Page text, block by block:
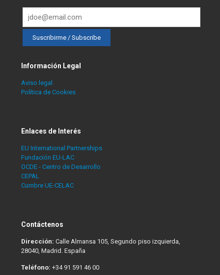
Información Legal
Aviso legal
Política de Cookies
Enlaces de Interés
EU International Partnerships
Fundación EU-LAC
OCDE - Centro de Desarrollo
CEPAL
Cumbre UE-CELAC
Contáctenos
Dirección: Calle Almansa 105, Segundo piso izquierda,
28040, Madrid. España
Teléfono: +34 91 591 46 00